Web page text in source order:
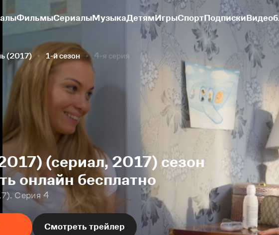
ФильмыСериалыМузыкаДетямИгрыСпортПодписки
(2017) 1-й сезон 4-я серия
(сериал, 2017) сезон
онлайн бесплатно
Серия 4
Смотреть трейлер